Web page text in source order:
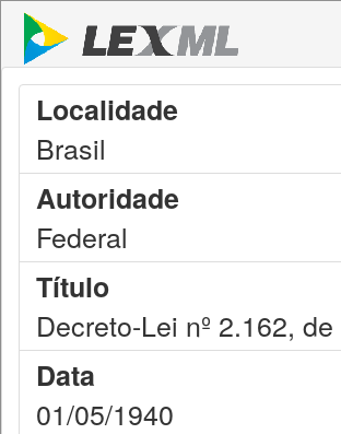
Localidade
Brasil
Autoridade
Federal
Título
Decreto-Lei nº 2.162,
Data
01/05/1940